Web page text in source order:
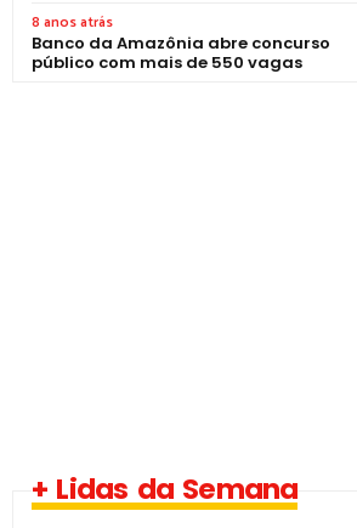
8 anos atrás
Banco da Amazônia abre concurso
público com mais de 550 vagas
+ Lidas da Semana
-­ Imperatriz/MA